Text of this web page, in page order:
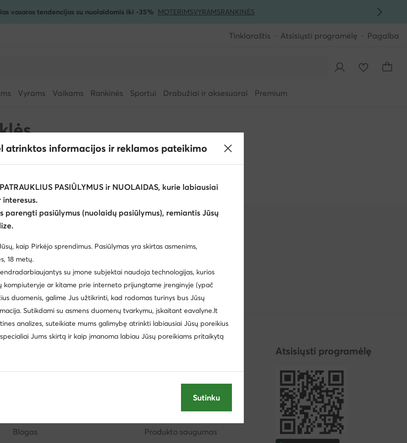
vasaros tendencijas su nuolaidomis iki -35% MOTERIMSVYRAMSRANKINĖS
Tinklaraštis Atsisiųsti programėlę Pagalba
Vyrams Vaikams Rankinės Sportui Drabužiai ir aksesuarai Premium
taisykles
dotazy v zákaznickém centru nebo nás kontaktujte
Pagalbos centras
Kontaktai
Blogas
Dydžių lentelė
Avalynės priežiūra
Produkto saugumas
Atsisiųsti programėlę
atrinktos informacijos ir reklamos pateikimo
PASIŪLYMUS ir NUOLAIDAS, kurie labiausiai
parengti pasiūlymus (nuolaidų pasiūlymus), remiantis Jūsų
kaip Pirkėjo sprendimus. Pasiūlymas yra skirtas asmenims,
18 metų.
su įmone subjektai naudoja technologijas, kurios
kompiuteryje ar kitame prie interneto prijungtame įrenginyje (ypač
duomenis, galime Jus užtikrinti, kad rodomas turinys bus Jūsų
Sutikdami su asmens duomenų tvarkymu, įskaitant eavalyne.lt
analizes, suteikiate mums galimybę atrinkti labiausiai Jūsų poreikius
Jums skirtą ir kaip įmanoma labiau Jūsų poreikiams pritaikytą
Sutinku